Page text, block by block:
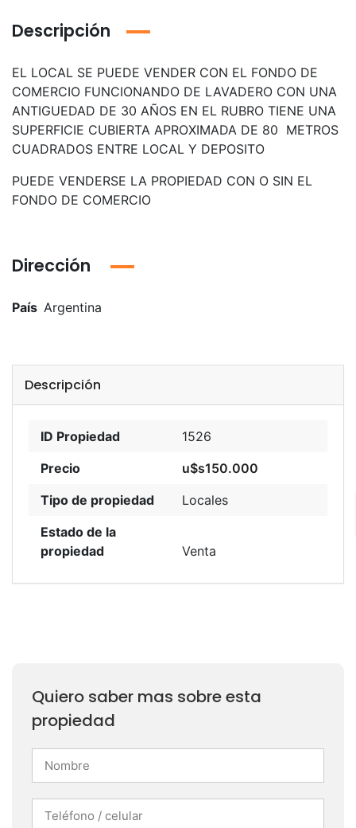
Descripción
EL LOCAL SE PUEDE VENDER CON EL FONDO DE
COMERCIO FUNCIONANDO DE LAVADERO CON UNA
ANTIGUEDAD DE 30 AÑOS EN EL RUBRO TIENE UNA
SUPERFICIE CUBIERTA APROXIMADA DE 80 METROS
CUADRADOS ENTRE LOCAL Y DEPOSITO
PUEDE VENDERSE LA PROPIEDAD CON O SIN EL
FONDO DE COMERCIO
Dirección
País Argentina
Descripción
ID Propiedad
1526
Precio
u$s150.000
Tipo de propiedad
Locales
Estado de la
propiedad
Venta
Quiero saber mas sobre esta
propiedad